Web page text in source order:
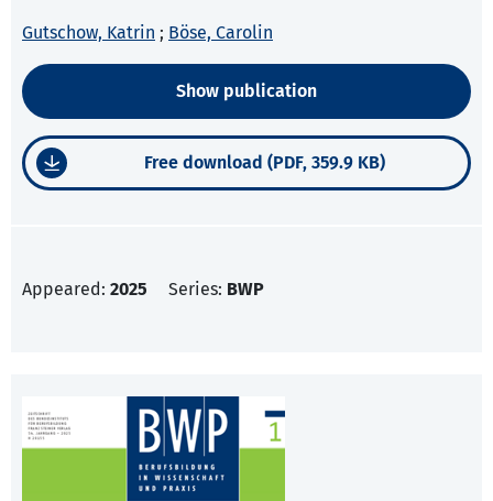
Gutschow, Katrin ; Böse, Carolin
Show publication
Free download (PDF, 359.9 KB)
Appeared: 2025 Series: BWP